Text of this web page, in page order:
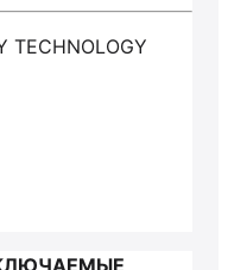
TECHNOLOGY